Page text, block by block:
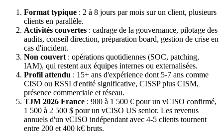
Format typique : 2 à 8 jours par mois sur un client, plusieurs
clients en parallèle.
Activités couvertes : cadrage de la gouvernance, pilotage des
audits, conseil direction, préparation board, gestion de crise en
cas d'incident.
Non couvert : opérations quotidiennes (SOC, patching,
IAM), qui restent aux équipes internes ou externalisées.
Profil attendu : 15+ ans d'expérience dont 5-7 ans comme
CISO ou RSSI d'entité significative, CISSP plus CISM,
présence commerciale et réseau.
TJM 2026 France : 900 à 1 500 € pour un vCISO confirmé,
1 500 à 2 500 $ pour un vCISO US senior. Les revenus
annuels d'un vCISO indépendant avec 4-5 clients tournent
entre 200 et 400 k€ bruts.